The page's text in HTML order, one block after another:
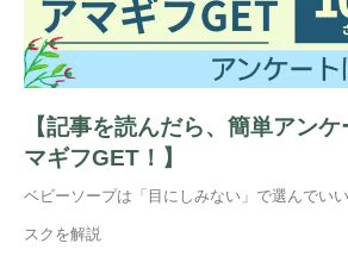
【記事を読んだら、簡単アン
マギフGET！】
ベビーソープは「目にしみない」で選んでい
スクを解説